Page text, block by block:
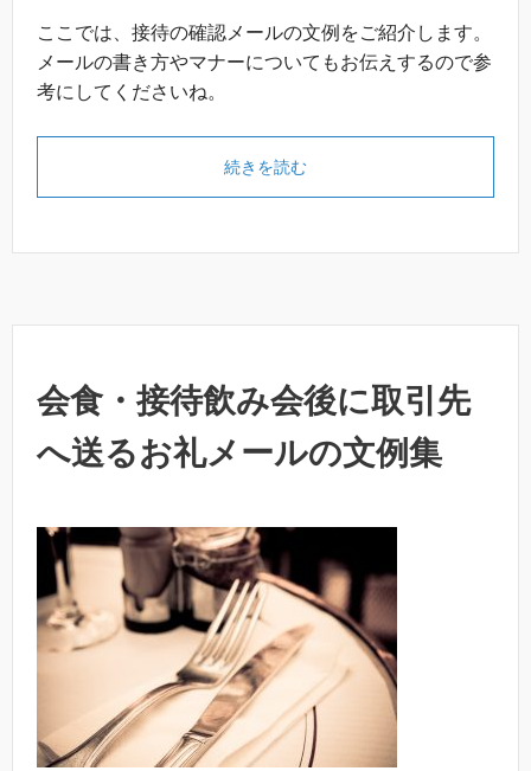
ここでは、接待の確認メールの文例をご紹介します。
メールの書き方やマナーについてもお伝えするので参
考にしてくださいね。
続きを読む
会食・接待飲み会後に取引先
へ送るお礼メールの文例集